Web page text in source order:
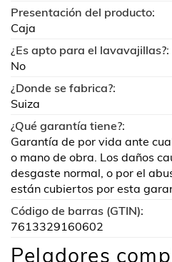
Presentación del producto:
Caja
¿Es apto para el lavavajillas?:
No
¿Donde se fabrica?:
Suiza
¿Qué garantía tiene?:
Garantía de por vida ante
o mano de obra. Los daños
desgaste normal, o por el
están cubiertos por esta
Código de barras (GTIN):
7613329160602
Peladores